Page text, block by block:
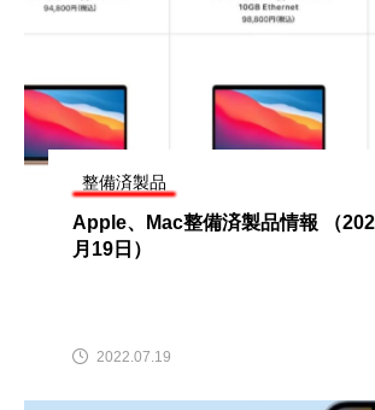
整備済製品
Apple、Mac整備済製品情報 （
月19日）
2022.07.19